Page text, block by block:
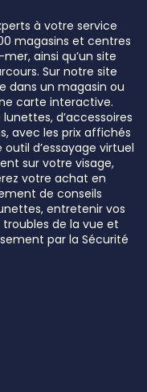
à votre service
magasins et centres
ainsi qu’un site
Sur notre site
dans un magasin ou
carte interactive.
d’accessoires
avec les prix affichés
d’essayage virtuel
sur votre visage,
votre achat en
de conseils
entretenir vos
de la vue et
par la Sécurité